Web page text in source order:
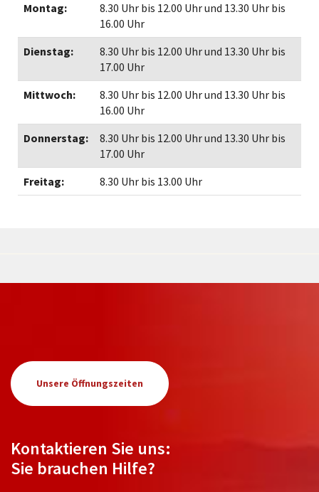
Montag:
8.30 Uhr bis 12.00 Uhr und 13.30 Uhr bis
16.00 Uhr
Dienstag:
8.30 Uhr bis 12.00 Uhr und 13.30 Uhr bis
17.00 Uhr
Mittwoch:
8.30 Uhr bis 12.00 Uhr und 13.30 Uhr bis
16.00 Uhr
Donnerstag:
8.30 Uhr bis 12.00 Uhr und 13.30 Uhr bis
17.00 Uhr
Freitag:
8.30 Uhr bis 13.00 Uhr
Unsere Öffnungszeiten
Kontaktieren Sie uns:
Sie brauchen Hilfe?